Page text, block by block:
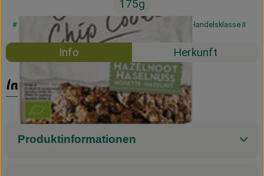
175g
#33034 4,89 €/ 175g 27,94 €/ 1kg Handelsklasse II
Info Herkunft
Info
Produktinformationen